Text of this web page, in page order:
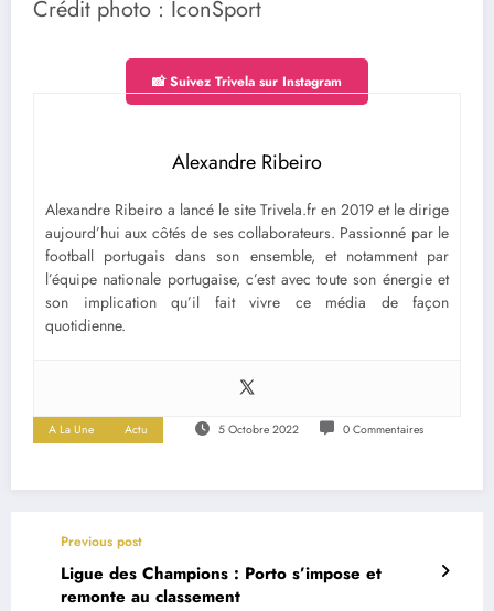
Crédit photo : IconSport
📸 Suivez Trivela sur Instagram
Alexandre Ribeiro
Alexandre Ribeiro a lancé le site Trivela.fr en 2019 et le dirige
aujourd’hui aux côtés de ses collaborateurs. Passionné par le
football portugais dans son ensemble, et notamment par
l’équipe nationale portugaise, c’est avec toute son énergie et
son implication qu’il fait vivre ce média de façon
quotidienne.
A La Une Actu 5 Octobre 2022 0 Commentaires
Previous post
Ligue des Champions : Porto s’impose et
remonte au classement